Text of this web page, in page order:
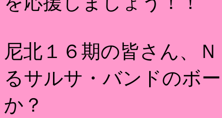
尼北１６期の皆さん、
るサルサ・バンドのボ
か？